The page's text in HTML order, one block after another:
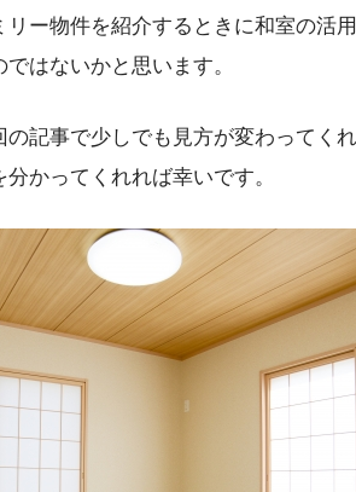
ー物件を紹介するときに和室の活
はないかと思います。
記事で少しでも見方が変わってく
かってくれれば幸いです。